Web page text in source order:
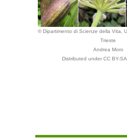
© Dipartimento di Scienze della Vita,
Trieste
Andrea Moro
Distributed under CC BY-